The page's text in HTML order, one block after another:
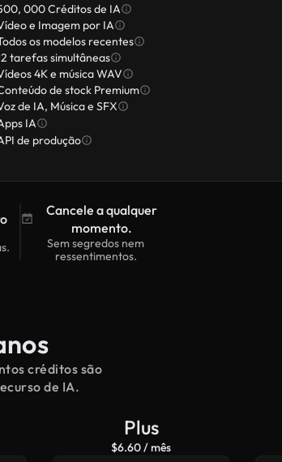
000 Créditos de IA
e Imagem por IA
os modelos recentes
tarefas simultâneas
4K e música WAV
de stock Premium
de IA, Música e SFX
IA
de produção
Cancele a qualquer
momento.
Sem segredos nem
ressentimentos.
créditos são
de IA.
Plus
$6.60 / mês